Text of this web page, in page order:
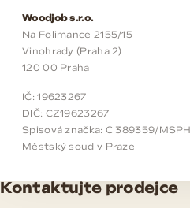
Woodjob s.r.o.
Na Folimance 2155/15
Vinohrady (Praha 2)
120 00 Praha
IČ: 19623267
DIČ: CZ19623267
Spisová značka: C 389359/MSPH
Městský soud v Praze
Kontaktujte prodejce